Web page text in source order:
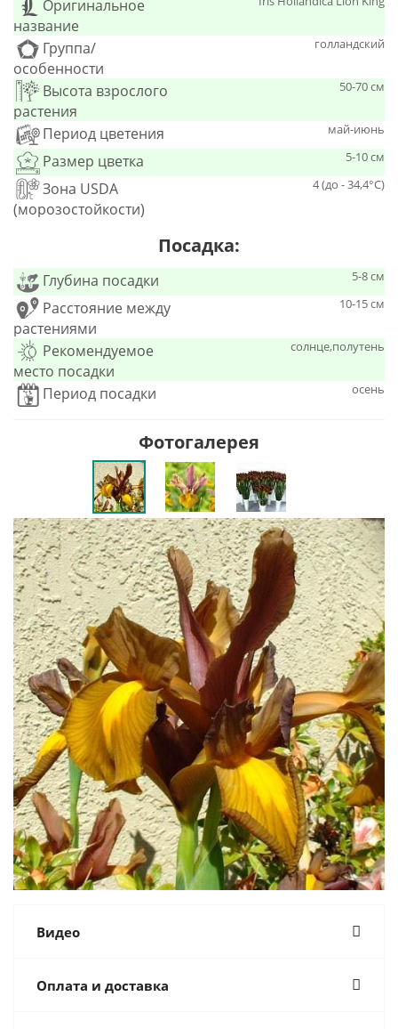
Оригинальное
название
Группа/
особенности
голландский
Высота взрослого
растения
50-70 см
Период цветения май-июнь
Размер цветка 5-10 см
Зона USDA
(морозостойкости)
4 (до - 34,4°С)
Посадка:
Глубина посадки 5-8 см
Расстояние между
растениями
10-15 см
Рекомендуемое
место посадки
солнце,полутень
Период посадки осень
Фотогалерея
Видео
Оплата и доставка